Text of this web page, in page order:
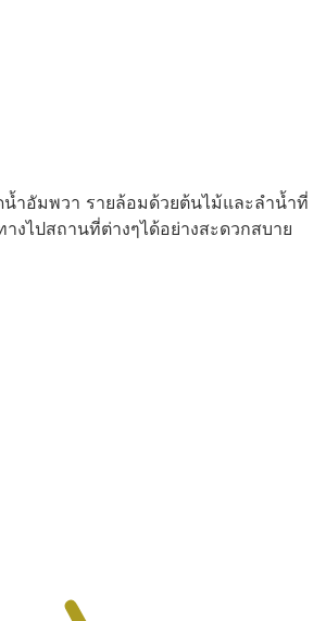
ำอัมพวา รายล้อมด้วยต้นไม้และลำน้ำที่
งไปสถานที่ต่างๆได้อย่างสะดวกสบาย